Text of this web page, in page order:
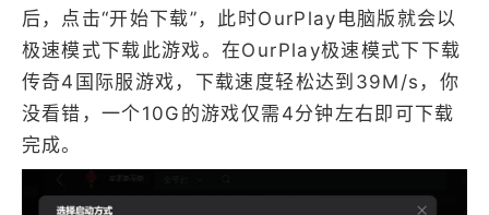
后，点击“开始下载”，此时OurPlay电脑版就会以
极速模式下载此游戏。在OurPlay极速模式下下载
传奇4国际服游戏，下载速度轻松达到39M/s，你
没看错，一个10G的游戏仅需4分钟左右即可下载
完成。